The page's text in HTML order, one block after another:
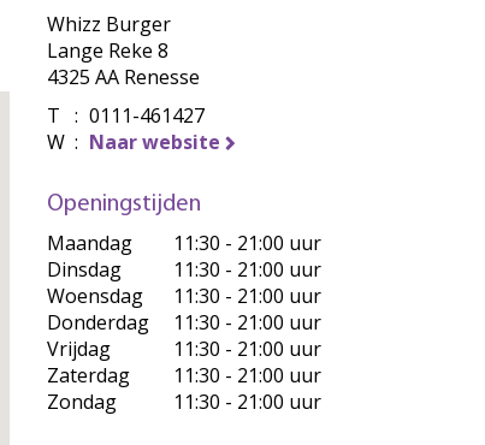
Whizz Burger
Lange Reke 8
4325 AA Renesse
T : 0111-461427
W : Naar website
Openingstijden
Maandag
11:30 - 21:00 uur
Dinsdag
11:30 - 21:00 uur
Woensdag
11:30 - 21:00 uur
Donderdag
11:30 - 21:00 uur
Vrijdag
11:30 - 21:00 uur
Zaterdag
11:30 - 21:00 uur
Zondag
11:30 - 21:00 uur